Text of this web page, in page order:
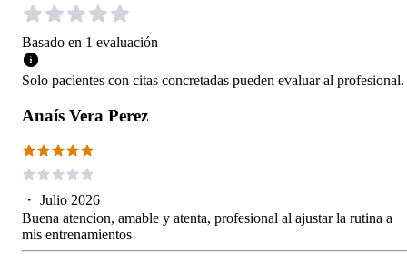
Basado en 1 evaluación
Solo pacientes con citas concretadas pueden evaluar al profesional.
Anaís Vera Perez
・ Julio 2026
Buena atencion, amable y atenta, profesional al ajustar la rutina a
mis entrenamientos